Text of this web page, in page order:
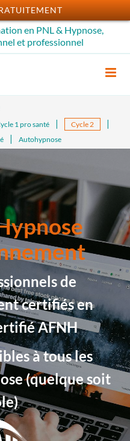
en PNL & Hypnose,
et professionnel
1 pro santé
Cycle 2
Autohypnose
de
certifiés en
AFNH
à tous les
(quelque soit